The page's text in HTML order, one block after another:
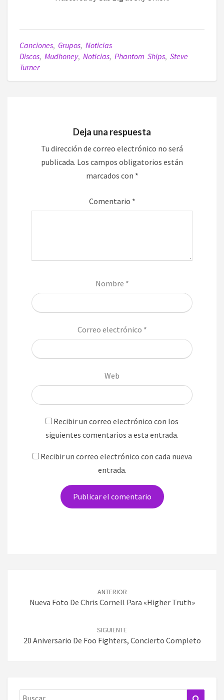
Canciones, Grupos, Noticias
Discos, Mudhoney, Noticias, Phantom Ships, Steve
Turner
Deja una respuesta
Tu dirección de correo electrónico no será
publicada. Los campos obligatorios están
marcados con *
Comentario *
Nombre *
Correo electrónico *
Web
Recibir un correo electrónico con los
siguientes comentarios a esta entrada.
Recibir un correo electrónico con cada nueva
entrada.
entradas
ANTERIOR
Nueva Foto De Chris Cornell Para «Higher Truth»
SIGUIENTE
20 Aniversario De Foo Fighters, Concierto Completo
Buscar: